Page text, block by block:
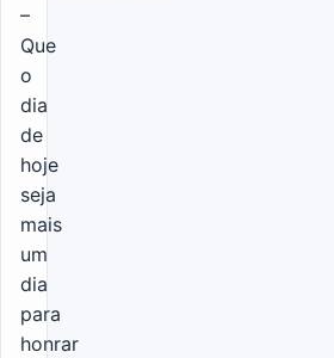
–
Que
o
dia
de
hoje
seja
mais
um
dia
para
honrar